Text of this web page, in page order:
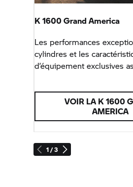
1 / 3
K 1600 Grand America
Les performances
cylindres et les
d’équipement exclusives
fascinantes et confortables.
VOIR LA K 1600
AMERICA